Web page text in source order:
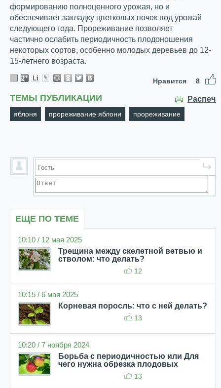
формированию полноценного урожая, но и
обеспечивает закладку цветковых почек под урожай
следующего года. Прореживание позволяет
частично ослабить периодичность плодоношения
некоторых сортов, особенно молодых деревьев до 12-
15-летнего возраста.
Нравится 8
ТЕМЫ ПУБЛИКАЦИИ
яблоня прореживание яблони прореживание
ЕЩЕ ПО ТЕМЕ
10:10 / 12 мая 2025
Трещина между скелетной ветвью и
стволом: что делать?
12
10:15 / 6 мая 2025
Корневая поросль: что с ней делать?
13
10:20 / 7 ноября 2024
Борьба с периодичностью или Для
чего нужна обрезка плодовых
13